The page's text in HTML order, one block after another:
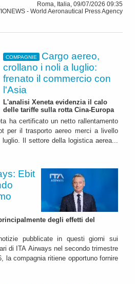
Roma, Italia, 09/07/2026 09:35
- World Aeronautical Press Agency
COMPAGNIE
Cargo aereo,
crollano i noli a luglio:
frenato il commercio con
l'Asia
L'analisi Xeneta evidenzia il calo
delle tariffe sulla rotta Cina-Europa
ha certificato un netto rallentamento
per il trasporto aereo merci a livello
Il settore della logistica aerea...
Ebit
degli effetti del
pubblicate in questi giorni sui
di ITA Airways nel secondo trimestre
la compagnia ritiene opportuno fornire